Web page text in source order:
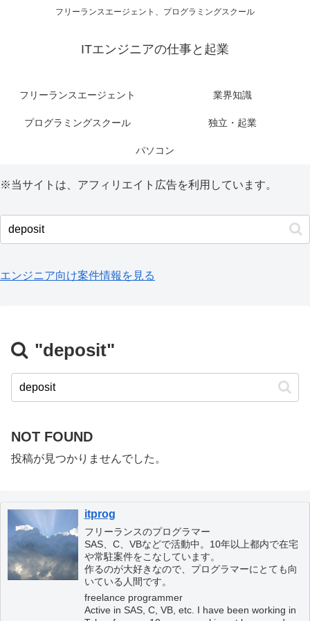
フリーランスエージェント、プログラミングスクール
ITエンジニアの仕事と起業
フリーランスエージェント 業界知識
プログラミングスクール 独立・起業
パソコン
※当サイトは、アフィリエイト広告を利用しています。
エンジニア向け案件情報を見る
"deposit"
NOT FOUND
投稿が見つかりませんでした。
itprog
フリーランスのプログラマー
SAS、C、VBなどで活動中。10年以上都内で在宅
や常駐案件をこなしています。
作るのが大好きなので、プログラマーにとても向
いている人間です。
freelance programmer
Active in SAS, C, VB, etc. I have been working in